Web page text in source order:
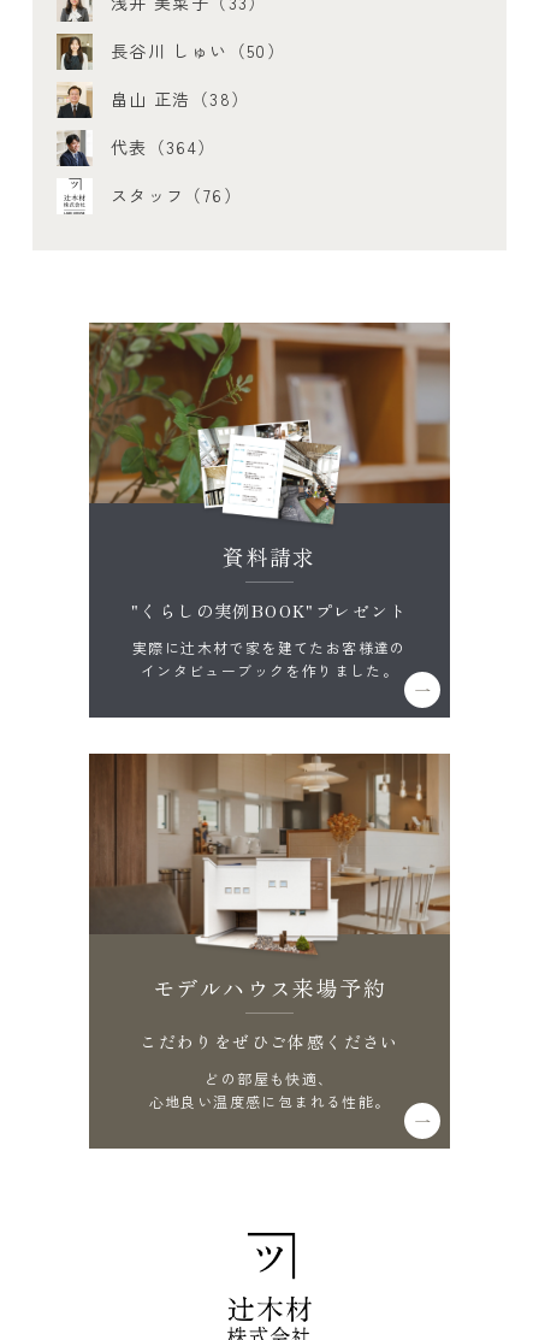
長谷川 しゅい（50）
畠山 正浩（38）
代表（364）
スタッフ（76）
資料請求
"くらしの実例BOOK"プレゼント
実際に辻木材で家を建てたお客様達の
インタビューブックを作りました。
モデルハウス来場予約
こだわりをぜひご体感ください
どの部屋も快適、
心地良い温度感に包まれる性能。